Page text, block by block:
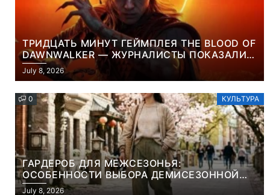
ТРИДЦАТЬ МИНУТ ГЕЙМПЛЕЯ THE BLOOD OF
DAWNWALKER — ЖУРНАЛИСТЫ ПОКАЗАЛИ
НАЧАЛО НОВОЙ ИГРЫ ОТ ВЕТЕРАНОВ CD
PROJEKT RED
July 8, 2026
0 КУЛЬТУРА
ГАРДЕРОБ ДЛЯ МЕЖСЕЗОНЬЯ:
ОСОБЕННОСТИ ВЫБОРА ДЕМИСЕЗОННОЙ
ПАРКИ И ЭЛЕГАНТНОГО ЖЕНСКОГО ПЛАЩА
July 8, 2026